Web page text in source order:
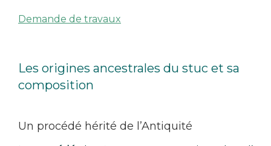
Demande de travaux
Les origines ancestrales du stuc et sa
composition
Un procédé hérité de l’Antiquité